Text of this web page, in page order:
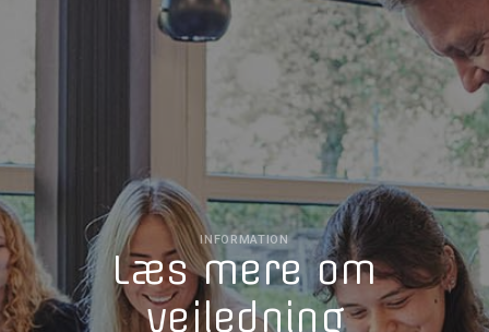
INFORMATION
Læs mere om
vejledning